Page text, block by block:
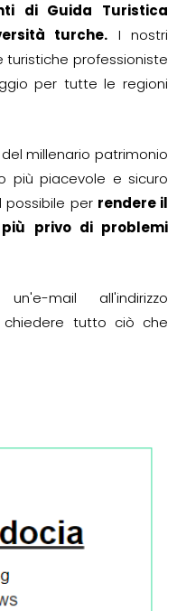
di Guida Turistica
turche. I nostri
professioniste
per tutte le regioni
millenario patrimonio
più piacevole e sicuro
possibile per rendere il
privo di problemi
mail all'indirizzo
tutto ciò che